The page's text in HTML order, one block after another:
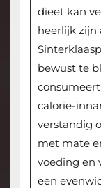
dieet kan
heerlijk zijn
bewust te
calorie-
verstandig
met mate
voeding en
een